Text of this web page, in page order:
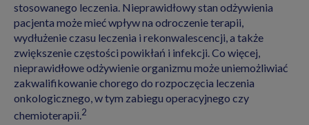
stosowanego leczenia. Nieprawidłowy stan odżywienia
pacjenta może mieć wpływ na odroczenie terapii,
wydłużenie czasu leczenia i rekonwalescencji, a także
zwiększenie częstości powikłań i infekcji. Co więcej,
nieprawidłowe odżywienie organizmu może uniemożliwiać
zakwalifikowanie chorego do rozpoczęcia leczenia
onkologicznego, w tym zabiegu operacyjnego czy
chemioterapii.2